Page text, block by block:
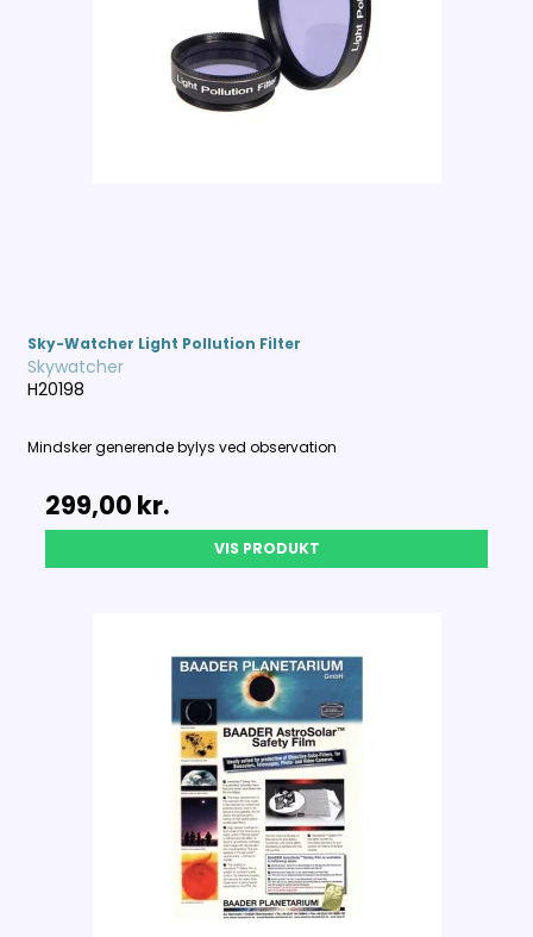
Sky-Watcher Light Pollution Filter
Skywatcher
H20198
Mindsker generende bylys ved observation
299,00 kr.
VIS PRODUKT